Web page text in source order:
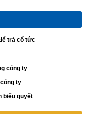
trả cổ tức
công ty
ty
biểu quyết